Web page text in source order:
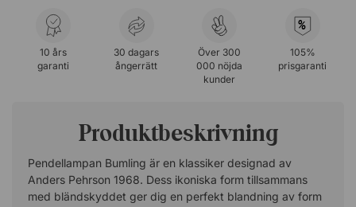
10 års
garanti
30 dagars
ångerrätt
Över 300
000 nöjda
kunder
%
105%
prisgaranti
Produktbeskrivning
Pendellampan Bumling är en klassiker designad av
Anders Pehrson 1968. Dess ikoniska form tillsammans
med bländskyddet ger dig en perfekt blandning av form